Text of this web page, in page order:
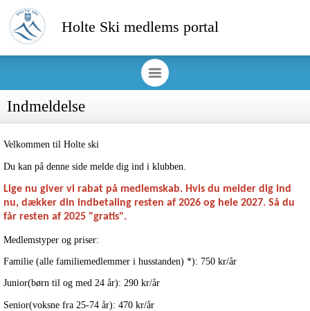
Holte Ski medlems portal
Indmeldelse
Velkommen til Holte ski
Du kan på denne side melde dig ind i klubben.
Lige nu giver vi rabat på medlemskab. Hvis du melder dig ind
nu, dækker din indbetaling resten af 2026 og hele 2027. Så du
får resten af 2025 "gratis".
Medlemstyper og priser:
Familie (alle familiemedlemmer i husstanden) *): 750 kr/år
Junior(børn til og med 24 år): 290 kr/år
Senior(voksne fra 25-74 år): 470 kr/år